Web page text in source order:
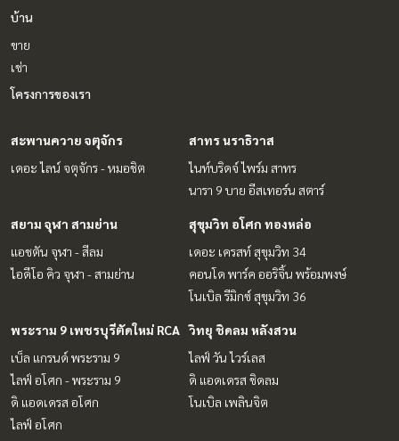
บ้าน
ขาย
เช่า
โครงการของเรา
สะพานควาย จตุจักร
เดอะ ไลน์ จตุจักร - หมอชิต
สาทร นราธิวาส
ไนท์บริดจ์ ไพร์ม สาทร
นารา 9 บาย อีสเทอร์น สตาร์
สยาม จุฬา สามย่าน
แอชตัน จุฬา - สีลม
ไอดีโอ คิว จุฬา - สามย่าน
สุขุมวิท อโศก ทองหล่อ
เดอะ เครสท์ สุขุมวิท 34
คอนโด พาร์ค ออริจิ้น พร้อมพงษ์
โนเบิล รีมิกซ์ สุขุมวิท 36
พระราม 9 เพชรบุรีตัดใหม่ RCA
เบ็ล แกรนด์ พระราม 9
ไลฟ์ อโศก - พระราม 9
ดิ แอดเดรส อโศก
ไลฟ์ อโศก
วิทยุ ชิดลม หลังสวน
ไลฟ์ วัน ไวร์เลส
ดิ แอดเดรส ชิดลม
โนเบิล เพลินจิต